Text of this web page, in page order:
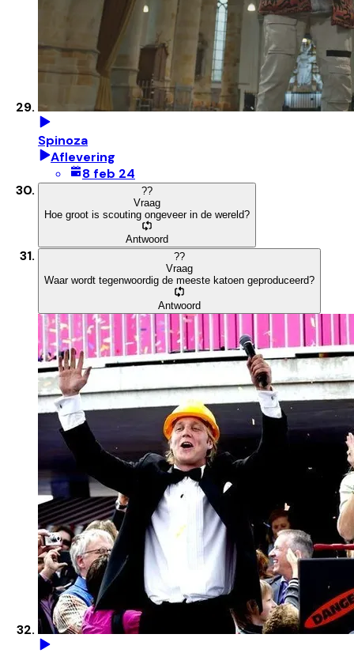
Spinoza
Aflevering
8 feb 24
??
Vraag
Hoe groot is scouting ongeveer in de wereld?
Antwoord
??
Vraag
Waar wordt tegenwoordig de meeste katoen geproduceerd?
Antwoord